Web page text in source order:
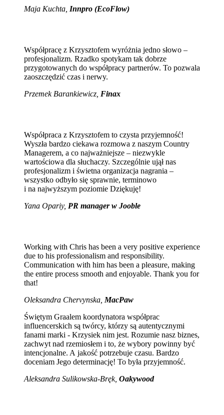
Maja Kuchta Innpro (EcoFlow)
Współpracę z Krzysztofem wyróżnia jedno słowo –
profesjonalizm. Rzadko spotykam tak dobrze
przygotowanych do współpracy partnerów. To pozwala
zaoszczędzić czas i nerwy.
Przemek Barankiewicz, Finax
Współpraca z Krzysztofem to czysta przyjemność!
Wyszła bardzo ciekawa rozmowa z naszym Country
Managerem, a co najważniejsze – niezwykle
wartościowa dla słuchaczy. Szczególnie ujął nas
profesjonalizm i świetna organizacja nagrania –
wszystko odbyło się sprawnie, terminowo
i na najwyższym poziomie Dziękuję!
Yana Opariy, PR manager w Jooble
Working with Chris has been a very positive experience
due to his professionalism and responsibility.
Communication with him has been a pleasure, making
the entire process smooth and enjoyable. Thank you for
that!
Oleksandra Chervynska, MacPaw
Świętym Graalem koordynatora współprac
influencerskich są twórcy, którzy są autentycznymi
fanami marki - Krzysiek nim jest. Rozumie nasz biznes,
zachwyt nad rzemiosłem i to, że wybory powinny być
intencjonalne. A jakość potrzebuje czasu. Bardzo
doceniam Jego determinację! To była przyjemność.
Aleksandra Sulikowska-Bręk, Oakywood